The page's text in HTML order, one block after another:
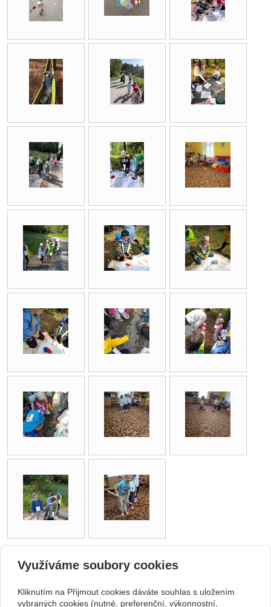
Kontakt
Využíváme soubory cookies
Kliknutím na Přijmout cookies dáváte souhlas s uložením
vybraných cookies (nutné, preferenční, výkonnostní,